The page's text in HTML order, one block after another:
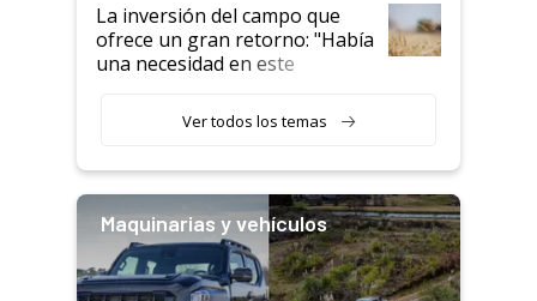
La inversión del campo que
ofrece un gran retorno: "Había
una necesidad en este
Ver todos los temas
Maquinarias y vehículos